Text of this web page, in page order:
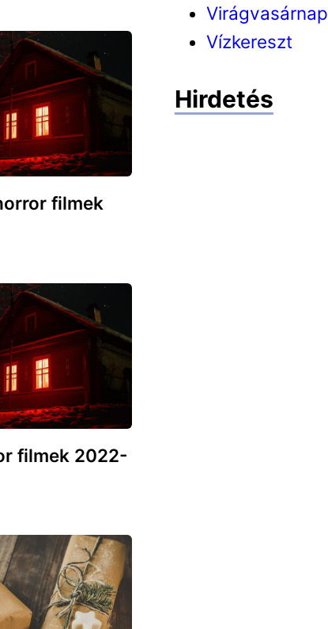
filmek
filmek 2022-
Virágvasárnap
Vízkereszt
Hirdetés